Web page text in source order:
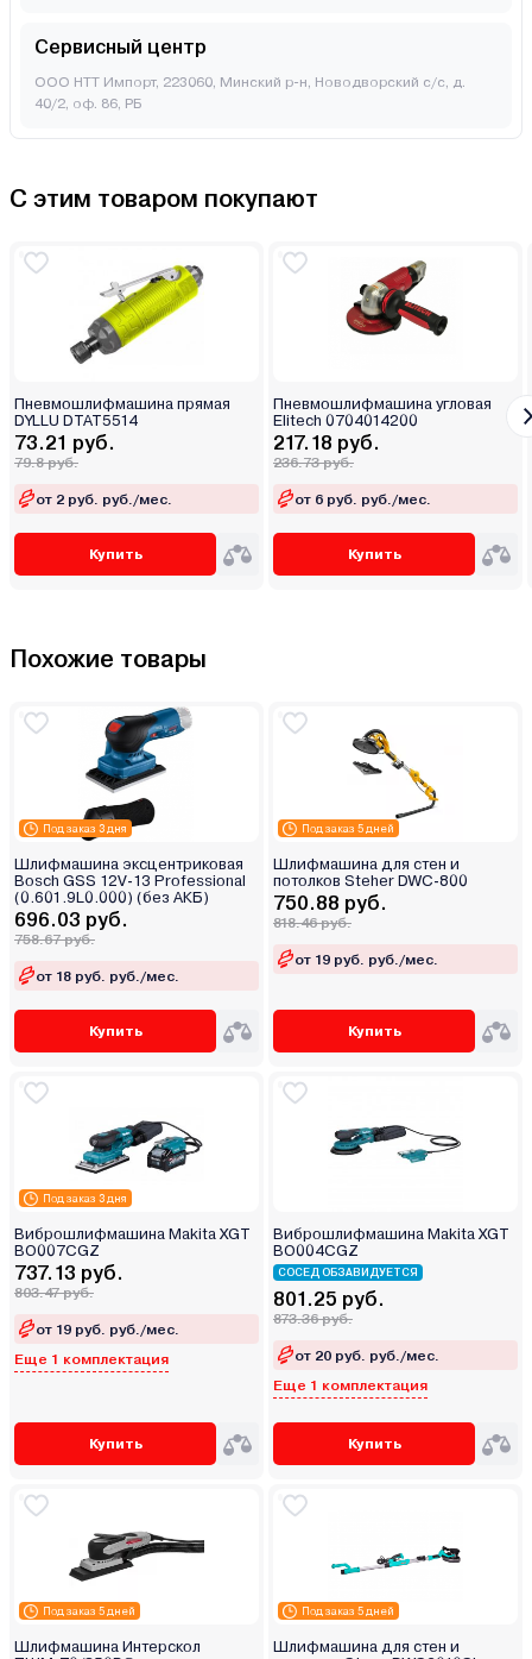
Сервисный центр
ООО НТТ Импорт, 223060, Минский р-н, Новодворский с/с, д.
40/2, оф. 86, РБ
С этим товаром покупают
Пневмошлифмашина прямая
DYLLU DTAT5514
73.21 руб.
79.8 руб.
от 2 руб. руб./мес.
Купить
Пневмошлифмашина угловая
Elitech 0704014200
217.18 руб.
236.73 руб.
от 6 руб. руб./мес.
Купить
Похожие товары
Под заказ 3 дня
Шлифмашина эксцентриковая
Bosch GSS 12V-13 Professional
(0.601.9L0.000) (без АКБ)
696.03 руб.
758.67 руб.
от 18 руб. руб./мес.
Купить
Под заказ 5 дней
Шлифмашина для стен и
потолков Steher DWC-800
750.88 руб.
818.46 руб.
от 19 руб. руб./мес.
Купить
Под заказ 3 дня
Виброшлифмашина Makita XGT
BO007CGZ
737.13 руб.
803.47 руб.
от 19 руб. руб./мес.
Еще 1 комплектация
Купить
Виброшлифмашина Makita XGT
BO004CGZ
СОСЕД ОБЗАВИДУЕТСЯ
801.25 руб.
873.36 руб.
от 20 руб. руб./мес.
Еще 1 комплектация
Купить
Под заказ 5 дней
Шлифмашина Интерскол
Под заказ 5 дней
Шлифмашина для стен и